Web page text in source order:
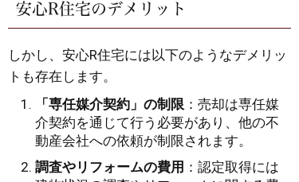
安心R住宅のデメリット
しかし、安心R住宅には以下のようなデメリッ
トも存在します。
「専任媒介契約」の制限 ：売却は専任媒
介契約を通じて行う必要があり、他の不
動産会社への依頼が制限されます。
調査やリフォームの費用 ：認定取得には